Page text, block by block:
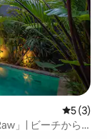
レビュー
5 (3)
」| ビーチから